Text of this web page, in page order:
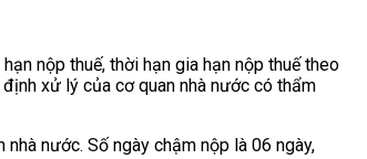
nộp thuế, thời hạn gia hạn nộp thuế theo
xử lý của cơ quan nhà nước có thẩm
nước. Số ngày chậm nộp là 06 ngày,